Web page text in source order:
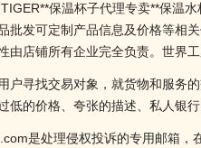
保温杯子代理专卖**保温
批发可定制产品信息及价格等相
由店铺所有企业完全负责。世界
户寻找交易对象，就货物和服务
低的价格、夸张的描述、私人银
是处理侵权投诉的专用邮箱